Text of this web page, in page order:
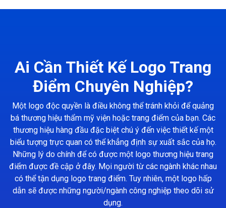
Ai Cần Thiết Kế Logo Trang
Điểm Chuyên Nghiệp?
Một logo độc quyền là điều không thể tránh khỏi để quảng
bá thương hiệu thẩm mỹ viện hoặc trang điểm của bạn. Các
thương hiệu hàng đầu đặc biệt chú ý đến việc thiết kế một
biểu tượng trực quan có thể khẳng định sự xuất sắc của họ.
Những lý do chính để có được một logo thương hiệu trang
điểm được đề cập ở đây. Mọi người từ các ngành khác nhau
có thể tận dụng logo trang điểm. Tuy nhiên, một logo hấp
dẫn sẽ được những người/ngành công nghiệp theo dõi sử
dụng.